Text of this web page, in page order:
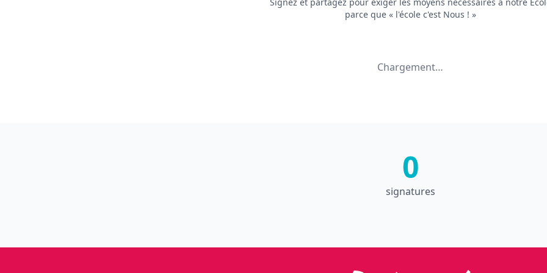
parce que « l'école c'est Nous ! »
Chargement…
0
signatures